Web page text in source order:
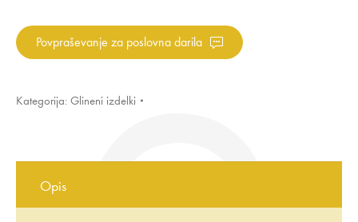
pikasto
prozoren
Povpraševanje za poslovna darila
Kategorija: Glineni izdelki
Opis